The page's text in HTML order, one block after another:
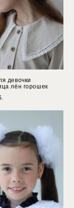
девочки
лён горошек